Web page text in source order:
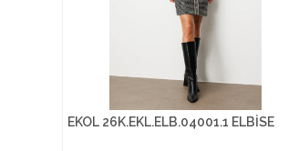
EKOL 26K.EKL.ELB.04001.1 ELBİSE